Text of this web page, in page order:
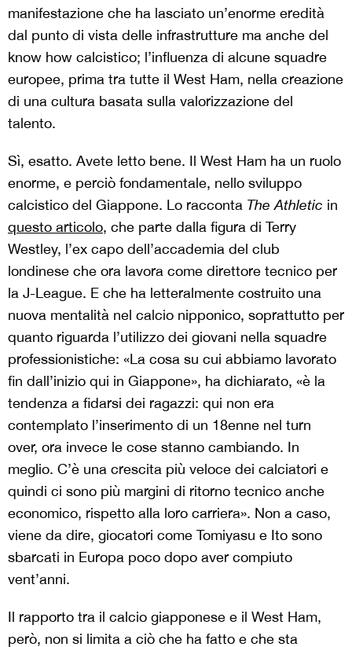
manifestazione che ha lasciato un’enorme eredità
dal punto di vista delle infrastrutture ma anche del
know how calcistico; l’influenza di alcune squadre
europee, prima tra tutte il West Ham, nella creazione
di una cultura basata sulla valorizzazione del
talento.
Sì, esatto. Avete letto bene. Il West Ham ha un ruolo
enorme, e perciò fondamentale, nello sviluppo
calcistico del Giappone. Lo racconta The Athletic in
questo articolo, che parte dalla figura di Terry
Westley, l’ex capo dell’accademia del club
londinese che ora lavora come direttore tecnico per
la J-League. E che ha letteralmente costruito una
nuova mentalità nel calcio nipponico, soprattutto per
quanto riguarda l’utilizzo dei giovani nella squadre
professionistiche: «La cosa su cui abbiamo lavorato
fin dall’inizio qui in Giappone», ha dichiarato, «è la
tendenza a fidarsi dei ragazzi: qui non era
contemplato l’inserimento di un 18enne nel turn
over, ora invece le cose stanno cambiando. In
meglio. C’è una crescita più veloce dei calciatori e
quindi ci sono più margini di ritorno tecnico anche
economico, rispetto alla loro carriera». Non a caso,
viene da dire, giocatori come Tomiyasu e Ito sono
sbarcati in Europa poco dopo aver compiuto
vent’anni.
Il rapporto tra il calcio giapponese e il West Ham,
però, non si limita a ciò che ha fatto e che sta